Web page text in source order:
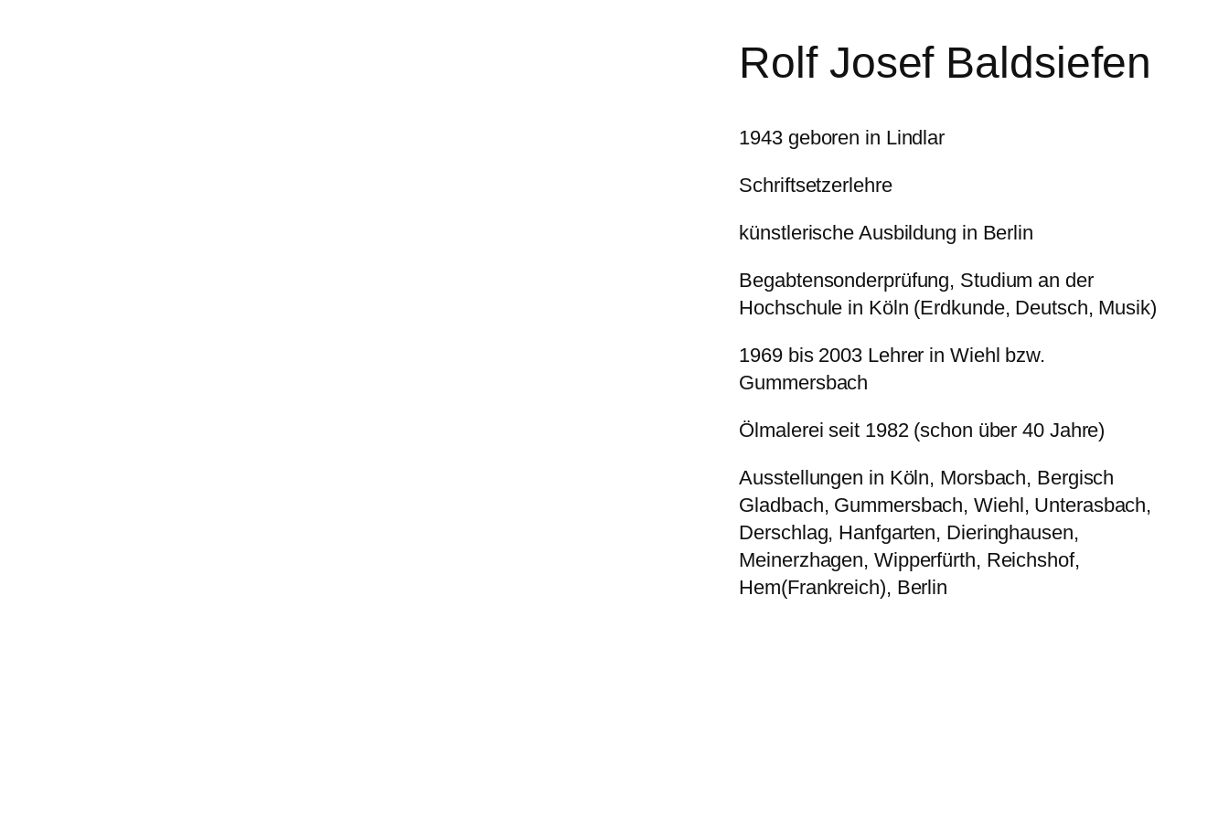
Rolf Josef Baldsiefen
1943 geboren in Lindlar
Schriftsetzerlehre
künstlerische Ausbildung in Berlin
Begabtensonderprüfung, Studium an der
Hochschule in Köln (Erdkunde, Deutsch, Musik)
1969 bis 2003 Lehrer in Wiehl bzw.
Gummersbach
Ölmalerei seit 1982 (schon über 40 Jahre)
Ausstellungen in Köln, Morsbach, Bergisch
Gladbach, Gummersbach, Wiehl, Unterasbach,
Derschlag, Hanfgarten, Dieringhausen,
Meinerzhagen, Wipperfürth, Reichshof,
Hem(Frankreich), Berlin